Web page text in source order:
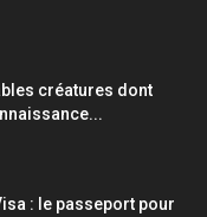
créatures dont
: le passeport pour